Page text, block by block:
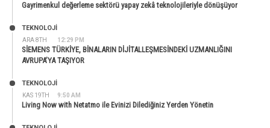
Gayrimenkul değerleme sektörü yapay zekâ teknolojileriyle dönüşüyor
ARA 8TH 12:29 PM
TEKNOLOJİ
SİEMENS TÜRKİYE, BİNALARIN DİJİTALLEŞMESİNDEKİ UZMANLIĞINI
AVRUPA’YA TAŞIYOR
KAS 19TH 9:50 AM
TEKNOLOJİ
Living Now with Netatmo ile Evinizi Dilediğiniz Yerden Yönetin